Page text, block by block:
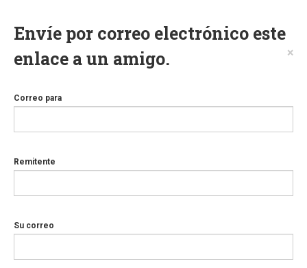
Envíe por correo electrónico este
enlace a un amigo.
×
Correo para
Remitente
Su correo